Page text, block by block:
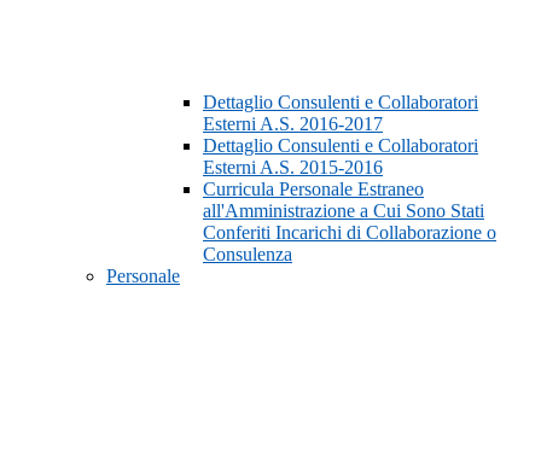
Dettaglio Consulenti e Collaboratori
Esterni A.S. 2016-2017
Dettaglio Consulenti e Collaboratori
Esterni A.S. 2015-2016
Curricula Personale Estraneo
all'Amministrazione a Cui Sono Stati
Conferiti Incarichi di Collaborazione o
Consulenza
Personale